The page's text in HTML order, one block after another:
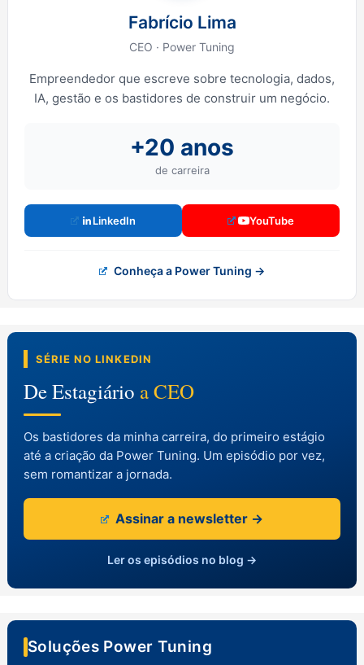
Fabrício Lima
CEO · Power Tuning
Empreendedor que escreve sobre tecnologia, dados,
IA, gestão e os bastidores de construir um negócio.
+20 anos
de carreira
LinkedIn YouTube
Conheça a Power Tuning →
SÉRIE NO LINKEDIN
De Estagiário a CEO
Os bastidores da minha carreira, do primeiro estágio
até a criação da Power Tuning. Um episódio por vez,
sem romantizar a jornada.
Assinar a newsletter →
Ler os episódios no blog →
Soluções Power Tuning